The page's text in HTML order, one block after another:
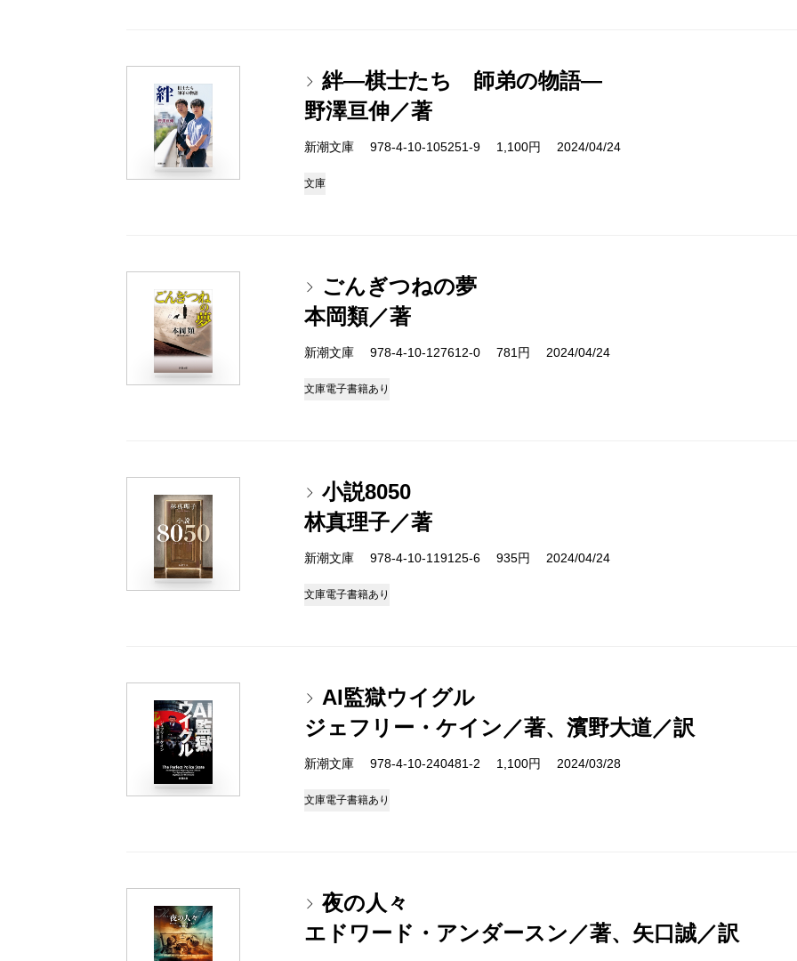
絆―棋士たち 師弟の物語―
野澤亘伸／著
新潮文庫 978-4-10-105251-9 1,100円 2024/04/24
文庫
ごんぎつねの夢
本岡類／著
新潮文庫 978-4-10-127612-0 781円 2024/04/24
文庫電子書籍あり
小説8050
林真理子／著
新潮文庫 978-4-10-119125-6 935円 2024/04/24
文庫電子書籍あり
AI監獄ウイグル
ジェフリー・ケイン／著、濱野大道／訳
新潮文庫 978-4-10-240481-2 1,100円 2024/03/28
文庫電子書籍あり
夜の人々
エドワード・アンダースン／著、矢口誠／訳